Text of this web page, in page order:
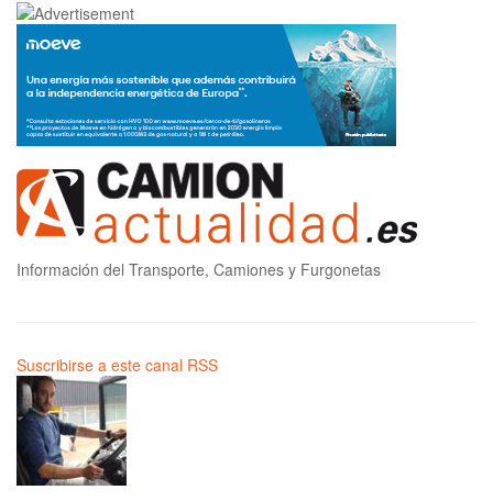
Información del Transporte, Camiones y Furgonetas
Suscribirse a este canal RSS